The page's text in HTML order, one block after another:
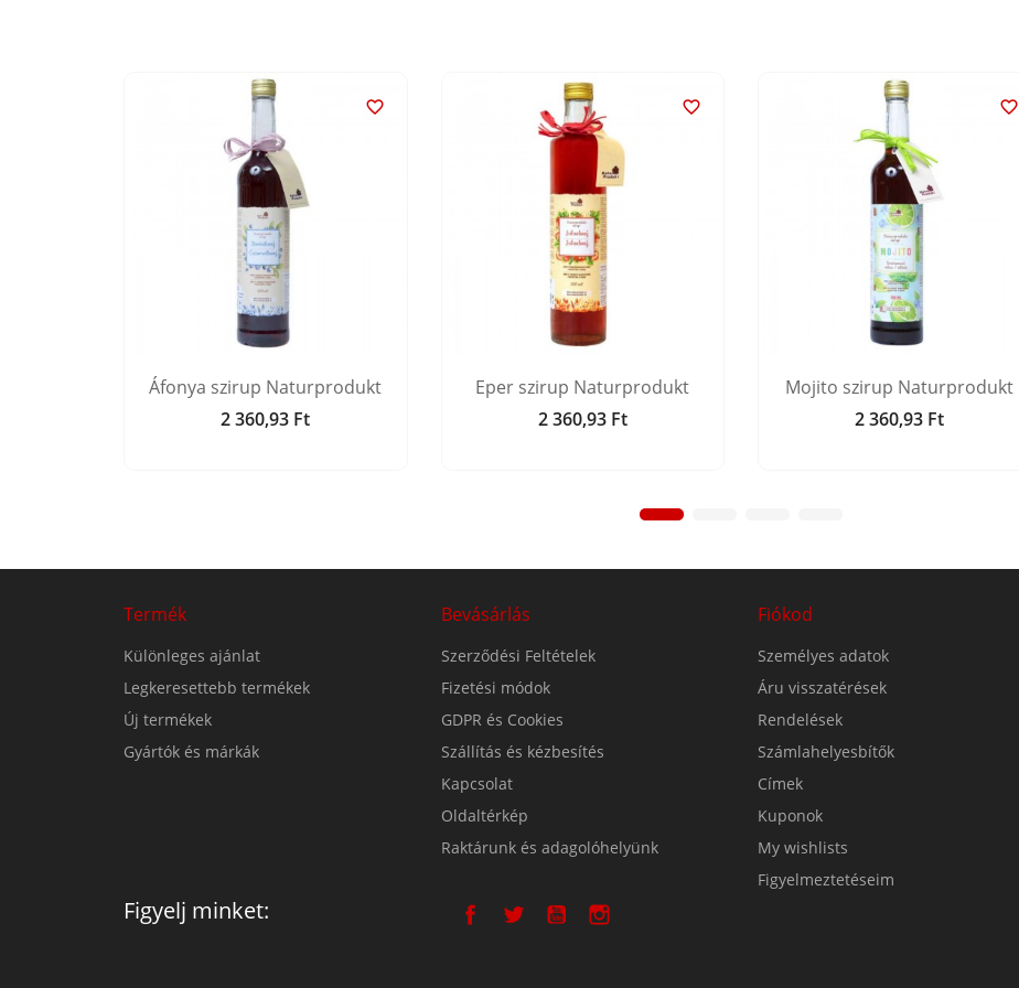

Áfonya szirup Naturprodukt
Ár
2 360,93 Ft

Eper szirup Naturprodukt
Ár
2 360,93 Ft

Mojito szirup Naturprodukt
Ár
2 360,93 Ft
Termék
Különleges ajánlat
Legkeresettebb termékek
Új termékek
Gyártók és márkák
Bevásárlás
Szerződési Feltételek
Fizetési módok
GDPR és Cookies
Szállítás és kézbesítés
Kapcsolat
Oldaltérkép
Raktárunk és adagolóhelyünk
Fiókod
Személyes adatok
Áru visszatérések
Rendelések
Számlahelyesbítők
Címek
Kuponok
My wishlists
Figyelmeztetéseim
Figyelj minket: